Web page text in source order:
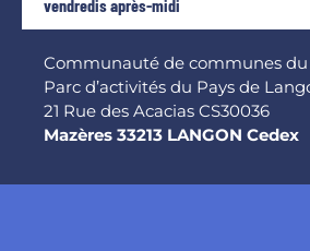
vendredis après-midi
Communauté de communes du
Parc d’activités du Pays de
21 Rue des Acacias CS30036
Mazères 33213 LANGON Cedex